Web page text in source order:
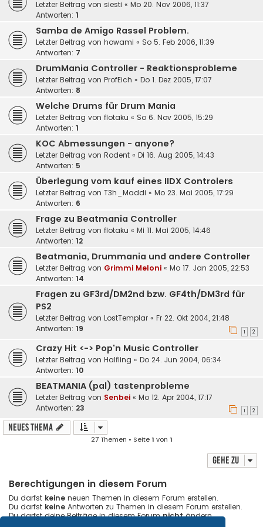
Letzter Beitrag von siesti « Mo 20. Nov 2006, 11:37
Antworten: 1
Samba de Amigo Rassel Problem.
Letzter Beitrag von howami « So 5. Feb 2006, 11:39
Antworten: 7
DrumMania Controller - Reaktionsprobleme
Letzter Beitrag von ProfEich « Do 1. Dez 2005, 17:07
Antworten: 8
Welche Drums für Drum Mania
Letzter Beitrag von flotaku « So 6. Nov 2005, 15:29
Antworten: 1
KOC Abmessungen - anyone?
Letzter Beitrag von Rodent « Di 16. Aug 2005, 14:43
Antworten: 5
Überlegung vom kauf eines IIDX Controlers
Letzter Beitrag von T3h_Maddi « Mo 23. Mai 2005, 17:29
Antworten: 6
Frage zu Beatmania Controller
Letzter Beitrag von flotaku « Mi 11. Mai 2005, 14:46
Antworten: 12
Beatmania, Drummania und andere Controller
Letzter Beitrag von Grimmi Meloni « Mo 17. Jan 2005, 22:53
Antworten: 14
Fragen zu GF3rd/DM2nd bzw. GF4th/DM3rd für
PS2
Letzter Beitrag von LostTemplar « Fr 22. Okt 2004, 21:48
Antworten: 19 1 2
Crazy Hit <-> Pop'n Music Controller
Letzter Beitrag von Halfling « Do 24. Jun 2004, 06:34
Antworten: 10
BEATMANIA (pal) tastenprobleme
Letzter Beitrag von Senbei « Mo 12. Apr 2004, 17:17
Antworten: 23 1 2
Neues Thema
27 Themen • Seite1 von 1
Gehe zu
Berechtigungen in diesem Forum
Du darfst keine neuen Themen in diesem Forum erstellen.
Du darfst keine Antworten zu Themen in diesem Forum erstellen.
Du darfst deine Beiträge in diesem Forumnichtändern.